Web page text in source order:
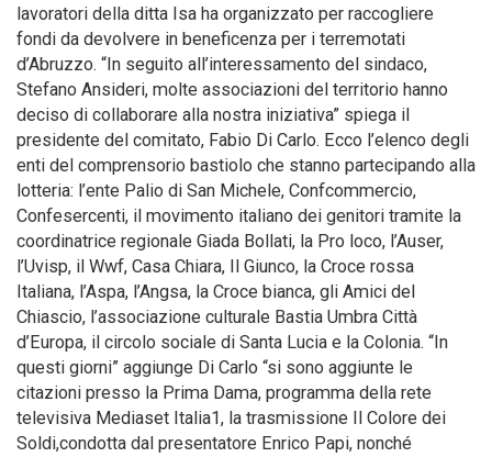
lavoratori della ditta Isa ha organizzato per raccogliere
fondi da devolvere in beneficenza per i terremotati
d’Abruzzo. “In seguito all’interessamento del sindaco,
Stefano Ansideri, molte associazioni del territorio hanno
deciso di collaborare alla nostra iniziativa” spiega il
presidente del comitato, Fabio Di Carlo. Ecco l’elenco degli
enti del comprensorio bastiolo che stanno partecipando alla
lotteria: l’ente Palio di San Michele, Confcommercio,
Confesercenti, il movimento italiano dei genitori tramite la
coordinatrice regionale Giada Bollati, la Pro loco, l’Auser,
l’Uvisp, il Wwf, Casa Chiara, Il Giunco, la Croce rossa
Italiana, l’Aspa, l’Angsa, la Croce bianca, gli Amici del
Chiascio, l’associazione culturale Bastia Umbra Città
d’Europa, il circolo sociale di Santa Lucia e la Colonia. “In
questi giorni” aggiunge Di Carlo “si sono aggiunte le
citazioni presso la Prima Dama, programma della rete
televisiva Mediaset Italia1, la trasmissione Il Colore dei
Soldi,condotta dal presentatore Enrico Papi, nonché